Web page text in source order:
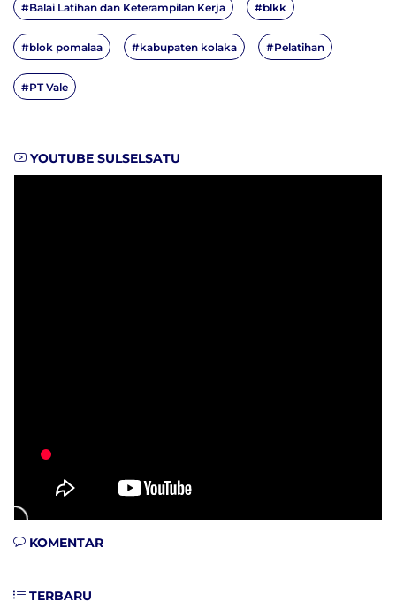
#Balai Latihan dan Keterampilan Kerja #blkk
#blok pomalaa #kabupaten kolaka #Pelatihan
#PT Vale
YOUTUBE SULSELSATU
KOMENTAR
TERBARU